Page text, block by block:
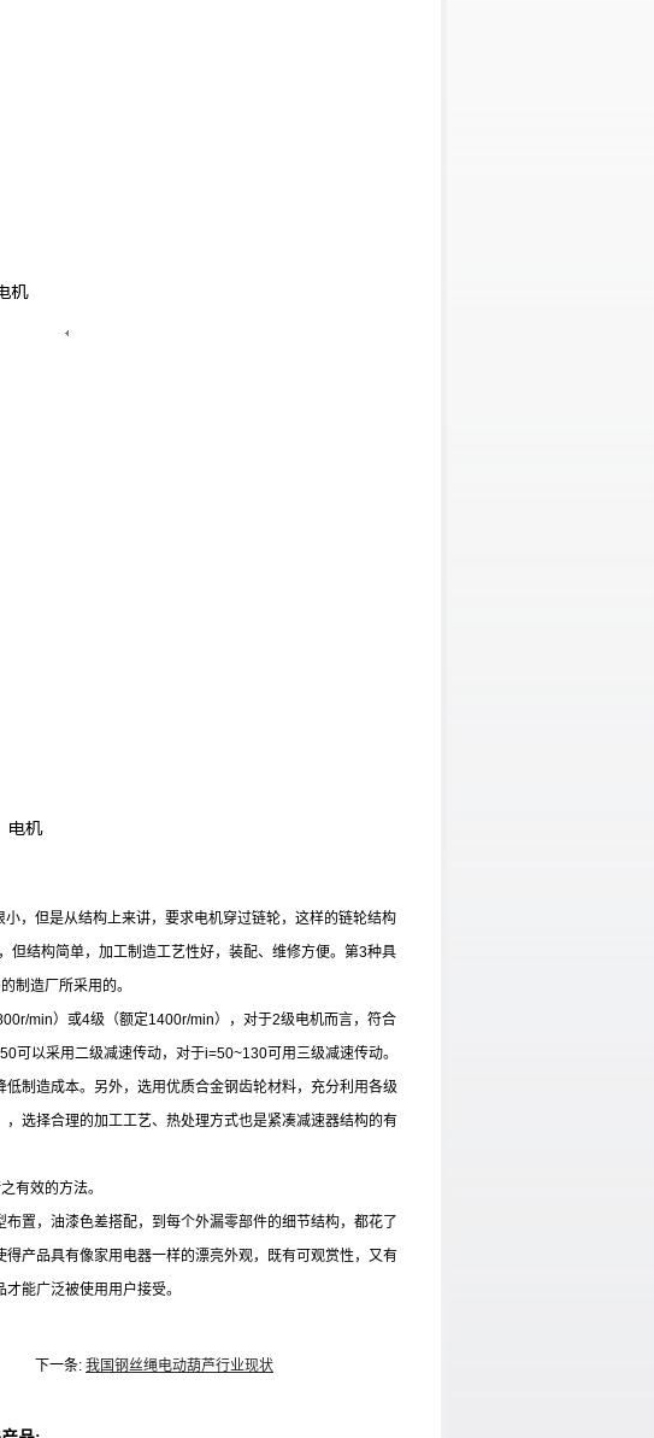
小，但是从结构上来讲，要求电机穿过链轮，这样的链轮结构
但结构简单，加工制造工艺性好，装配、维修方便。第3种具
制造厂所采用的。
min）或4级（额定1400r/min），对于2级电机而言，符合
可以采用二级减速传动，对于i=50~130可用三级减速传动。
制造成本。另外，选用优质合金钢齿轮材料，充分利用各级
选择合理的加工工艺、热处理方式也是紧凑减速器结构的有
有效的方法。
置，油漆色差搭配，到每个外漏零部件的细节结构，都花了
产品具有像家用电器一样的漂亮外观，既有可观赏性，又有
能广泛被使用用户接受。
下一条: 我国钢丝绳电动葫芦行业现状